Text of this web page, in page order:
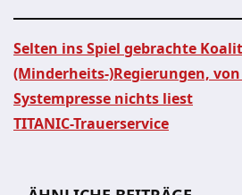
Beitragsnavigation
Selten ins Spiel gebrachte
(Minderheits-)Regierungen,
Systempresse nichts liest
TITANIC-Trauerservice